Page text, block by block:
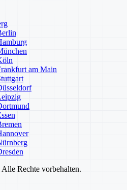
am Main
Rechte vorbehalten.